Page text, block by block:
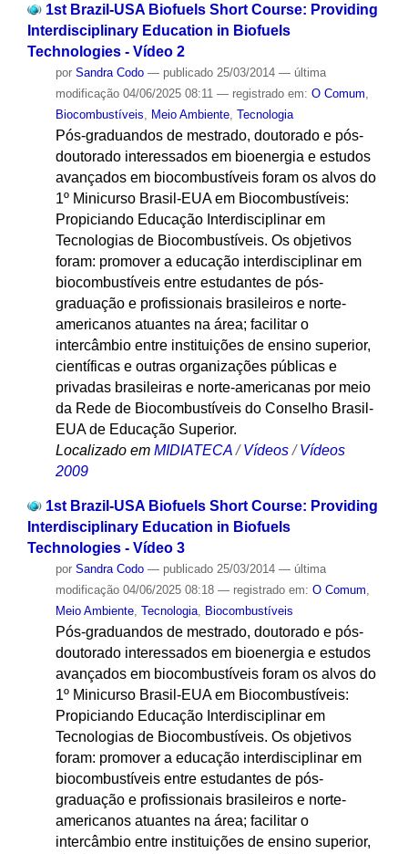
1st Brazil-USA Biofuels Short Course: Providing
Interdisciplinary Education in Biofuels
Technologies - Vídeo 2
por Sandra Codo — publicado25/03/2014 — última
modificação04/06/2025 08:11 — registrado em: O Comum
Biocombustíveis
Meio Ambiente, Tecnologia
Pós-graduandos de mestrado, doutorado e pós-
doutorado interessados em bioenergia e estudos
avançados em biocombustíveis foram os alvos do
1º Minicurso Brasil-EUA em Biocombustíveis:
Propiciando Educação Interdisciplinar em
Tecnologias de Biocombustíveis. Os objetivos
foram: promover a educação interdisciplinar em
biocombustíveis entre estudantes de pós-
graduação e profissionais brasileiros e norte-
americanos atuantes na área; facilitar o
intercâmbio entre instituições de ensino superior,
científicas e outras organizações públicas e
privadas brasileiras e norte-americanas por meio
da Rede de Biocombustíveis do Conselho Brasil-
EUA de Educação Superior.
Localizado em MIDIATECA /Vídeos /Vídeos
2009
1st Brazil-USA Biofuels Short Course: Providing
Interdisciplinary Education in Biofuels
Technologies - Vídeo 3
por Sandra Codo — publicado25/03/2014 — última
modificação04/06/2025 08:18 — registrado em: O Comum,
Meio Ambiente, Tecnologia, Biocombustíveis
Pós-graduandos de mestrado, doutorado e pós-
doutorado interessados em bioenergia e estudos
avançados em biocombustíveis foram os alvos do
1º Minicurso Brasil-EUA em Biocombustíveis:
Propiciando Educação Interdisciplinar em
Tecnologias de Biocombustíveis. Os objetivos
foram: promover a educação interdisciplinar em
biocombustíveis entre estudantes de pós-
graduação e profissionais brasileiros e norte-
americanos atuantes na área; facilitar o
intercâmbio entre instituições de ensino superior,